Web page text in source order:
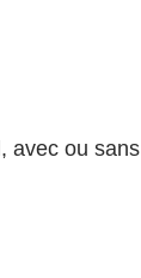
avec ou sans